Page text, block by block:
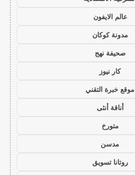
عالم الايفون
مدونة كوكان
صحيفة نهج
كار نيوز
موقع خبرة التقني
أناقة أنثى
متورخ
مدسن
روتانا تسويق